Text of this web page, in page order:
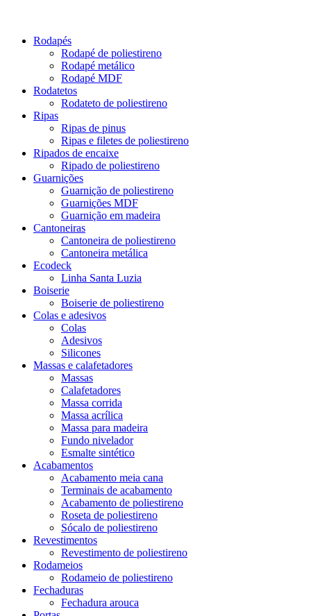
Rodapés
Rodapé de poliestireno
Rodapé metálico
Rodapé MDF
Rodatetos
Rodateto de poliestireno
Ripas
Ripas de pinus
Ripas e filetes de poliestireno
Ripados de encaixe
Ripado de poliestireno
Guarnições
Guarnição de poliestireno
Guarnições MDF
Guarnição em madeira
Cantoneiras
Cantoneira de poliestireno
Cantoneira metálica
Ecodeck
Linha Santa Luzia
Boiserie
Boiserie de poliestireno
Colas e adesivos
Colas
Adesivos
Silicones
Massas e calafetadores
Massas
Calafetadores
Massa corrida
Massa acrílica
Massa para madeira
Fundo nivelador
Esmalte sintético
Acabamentos
Acabamento meia cana
Terminais de acabamento
Acabamento de poliestireno
Roseta de poliestireno
Sócalo de poliestireno
Revestimentos
Revestimento de poliestireno
Rodameios
Rodameio de poliestireno
Fechaduras
Fechadura arouca